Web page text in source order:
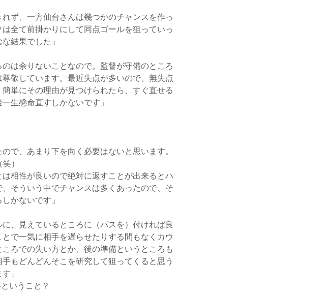
ず、一方仙台さんは幾つかのチャンスを作っ
全て前掛かりにして同点ゴールを狙っていっ
結果でした」
は余りないことなので。監督が守備のところ
敬しています。最近失点が多いので、無失点
単にその理由が見つけられたら、すぐ直せる
生懸命直すしかないです」
で、あまり下を向く必要はないと思います。
）
相性が良いので絶対に返すことが出来るとハ
そういう中でチャンスは多くあったので、そ
かないです」
、見えているところに（パスを）付ければ良
で一気に相手を遅らせたりする間もなくカウ
ろでの失い方とか、後の準備というところも
もどんどんそこを研究して狙ってくると思う
」
いうこと？